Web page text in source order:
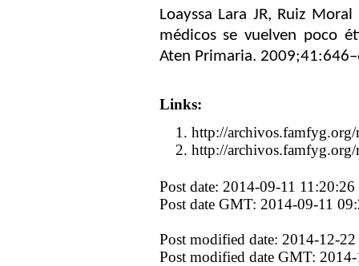
Loayssa Lara JR, Ruiz Moral
médicos se vuelven poco
Aten Primaria.
Links:
http://
http://
Post date: 2014-09-11 11:20:26
Post date GMT: 2014-09-11
Post modified date: 2014-12-
Post modified date GMT: